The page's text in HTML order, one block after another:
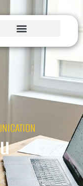
disposer d’une
design graphique est
studio graphique